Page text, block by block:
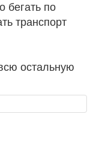
бегать по
транспорт
остальную